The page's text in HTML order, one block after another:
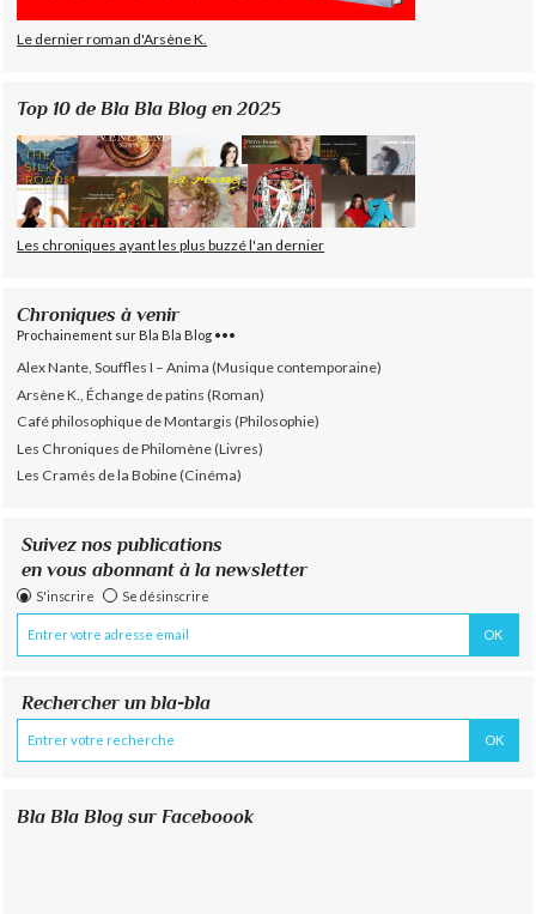
Le dernier roman d'Arsène K.
Top 10 de Bla Bla Blog en 2025
Les chroniques ayant les plus buzzé l'an dernier
Chroniques à venir
Prochainement sur Bla Bla Blog •••
Alex Nante, Souffles I – Anima (Musique contemporaine)
Arsène K., Échange de patins (Roman)
Café philosophique de Montargis (Philosophie)
Les Chroniques de Philomène (Livres)
Les Cramés de la Bobine (Cinéma)
Suivez nos publications
en vous abonnant à la newsletter
S'inscrire Se désinscrire
Rechercher un bla-bla
Bla Bla Blog sur Faceboook